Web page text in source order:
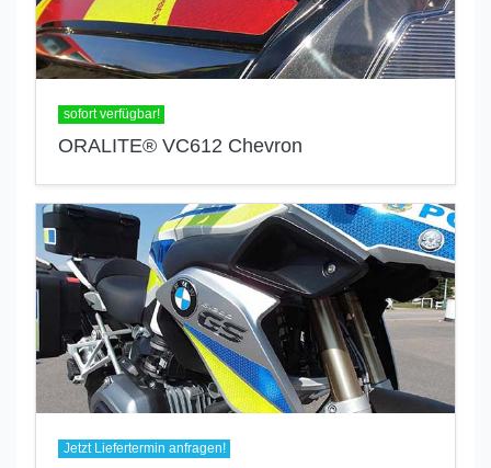
sofort verfügbar!
ORALITE® VC612 Chevron
Jetzt Liefertermin anfragen!